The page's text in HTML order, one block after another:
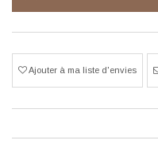
Ajouter à ma liste d'envies